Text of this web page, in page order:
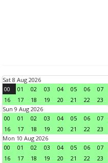
Sat 8 Aug 2026
00
01 02 03 04 05 06 07
16
17 18 19 20 21 22
23
Sun 9 Aug 2026
00
01 02 03 04 05 06 07
16
17 18 19 20 21 22
23
Mon 10 Aug 2026
00
01 02 03 04 05 06 07
16
17 18 19 20 21 22
23